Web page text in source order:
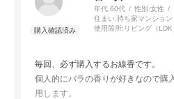
年代:60代 性別:女性
住まい:持ち家マンション
使用箇所: リビング（LDK
毎回、必ず購入するお線香です。
個人的にバラの香りが好きなので購
用します。